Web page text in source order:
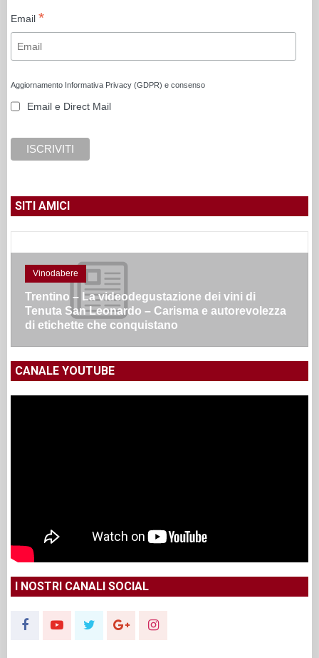
Email *
Aggiornamento Informativa Privacy (GDPR) e consenso
Email e Direct Mail
SITI AMICI
Vinodabere
Trentino – La videodegustazione dei vini di
Tenuta San Leonardo – Carisma e autorevolezza
di etichette che conquistano
CANALE YOUTUBE
I NOSTRI CANALI SOCIAL